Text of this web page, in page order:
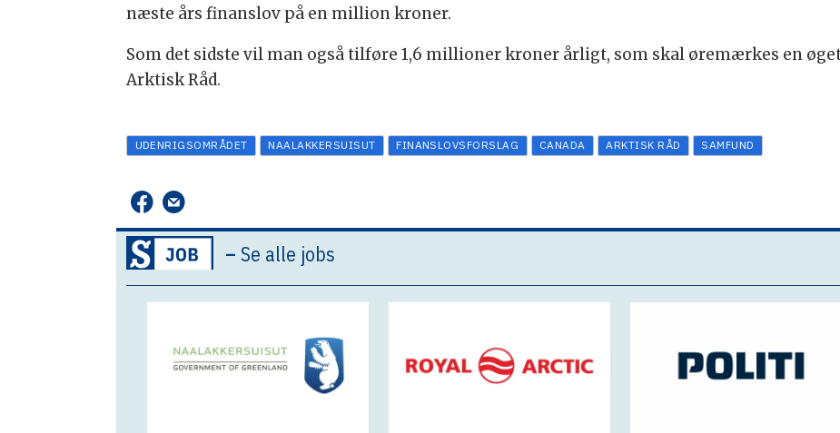
næste års finanslov på en million kroner.
Som det sidste vil man også tilføre 1,6 millioner kroner årligt, som skal øremærkes en
Arktisk Råd.
UDENRIGSOMRÅDET NAALAKKERSUISUT FINANSLOVSFORSLAG CANADA ARKTISK RÅD SAMFUND
– Se alle jobs